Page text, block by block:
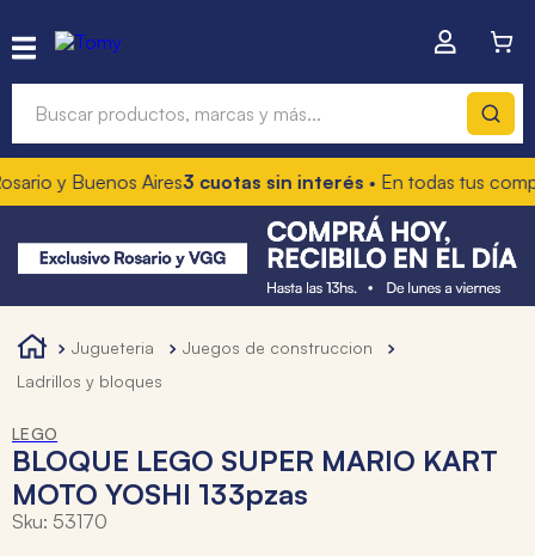
y Buenos Aires3 cuotas sin interés• En todas tus compras
jugueteria
juegos de construccion
ladrillos y bloques
LEGO
BLOQUE LEGO SUPER MARIO KART
MOTO YOSHI 133pzas
Sku: 53170
Términos más buscados
1.
hot wheels
3
marcadores